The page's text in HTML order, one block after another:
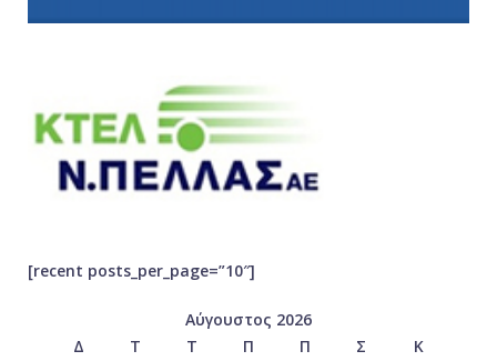
[recent posts_per_page=”10″]
Αύγουστος 2026
Δ
Τ Τ Π Π Σ
Κ